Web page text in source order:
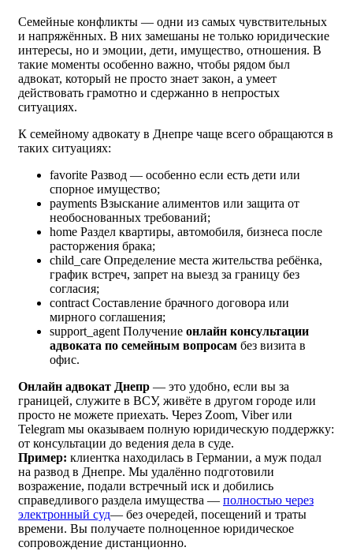
Семейные конфликты — одни из самых чувствительных
и напряжённых. В них замешаны не только юридические
интересы, но и эмоции, дети, имущество, отношения. В
такие моменты особенно важно, чтобы рядом был
адвокат, который не просто знает закон, а умеет
действовать грамотно и сдержанно в непростых
ситуациях.
К семейному адвокату в Днепре чаще всего обращаются в
таких ситуациях:
favorite Развод — особенно если есть дети или
спорное имущество;
payments Взыскание алиментов или защита от
необоснованных требований;
home Раздел квартиры, автомобиля, бизнеса после
расторжения брака;
child_care Определение места жительства ребёнка,
график встреч, запрет на выезд за границу без
согласия;
contract Составление брачного договора или
мирного соглашения;
support_agent Получение онлайн консультации
адвоката по семейным вопросам без визита в
офис.
Онлайн адвокат Днепр — это удобно, если вы за
границей, служите в ВСУ, живёте в другом городе или
просто не можете приехать. Через Zoom, Viber или
Telegram мы оказываем полную юридическую поддержку:
от консультации до ведения дела в суде.
Пример: клиентка находилась в Германии, а муж подал
на развод в Днепре. Мы удалённо подготовили
возражение, подали встречный иск и добились
справедливого раздела имущества — полностью через
электронный суд— без очередей, посещений и траты
времени. Вы получаете полноценное юридическое
сопровождение дистанционно.